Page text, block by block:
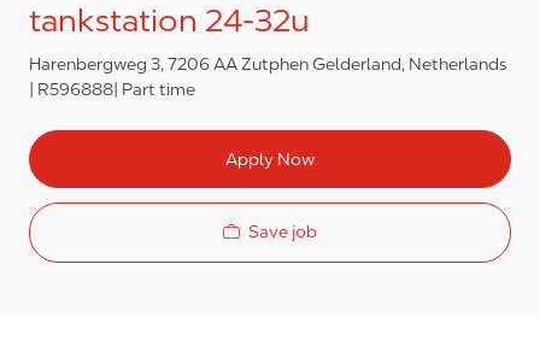
tankstation 24-32u
Harenbergweg 3, 7206 AA Zutphen Gelderland, Netherlands
R596888 Part time
Apply Now
Save job